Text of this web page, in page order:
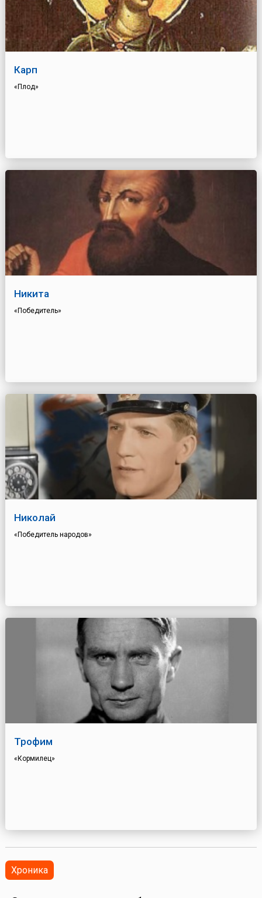
Карп
«Плод»
Никита
«Победитель»
Николай
«Победитель народов»
Трофим
«Кормилец»
Хроника